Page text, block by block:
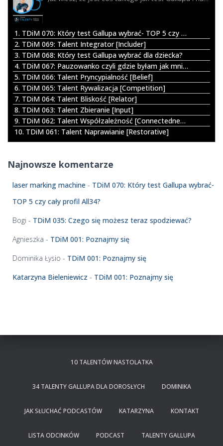
w
a
z
a
c
z
p
l
i
k
ó
w
d
w
ę
k
w
c
1. TDiM 070: Który test Gallupa wybrać- TOP 5 czy cały profil All34?
2. TDiM 069: Talent Integrator [Includer]
3. TDiM 068: Który test Gallupa wybrać dla dziecka?
4. TDiM 067: Pauzowanko czyli gdzie byłam jak mnie nie było
5. TDiM 066: Talent Pryncypialność [Belief]
6. TDiM 065: Talent Rywalizacja [Competition]
7. TDiM 064: Talent Bliskość [Relator]
8. TDiM 063: Talent Zbieranie [Input]
9. TDiM 062: Talent Współzależność [Connectedness]
10. TDiM 061: Talent Naprawianie [Restorative]
Najnowsze komentarze
laser marking machine - TDiM 070: Który test Gallupa wybrać-
TOP 5 czy cały profil All34?
Bogi - TDiM 035: Czego się możesz teraz spodziewać?
Agnieszka - TDiM 001: Poznajmy się
Dominika Łysio - TDiM 001: Poznajmy się
Katarzyna Bieleniewicz - TDiM 001: Poznajmy się
10 TALENTÓW NASTOLATKA
34 TALENTY GALLUPA DLA DOROSŁYCH DOMINIKA
JAK SŁUCHAĆ PODCASTÓW KATARZYNA KONTAKT
LISTA ODCINKÓW PODCAST TALENTY GALLUPA